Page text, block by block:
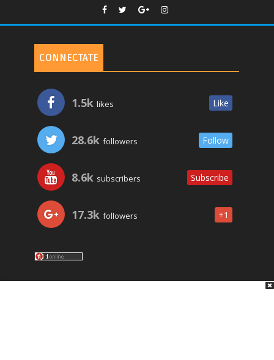
CONNECTATE
1.5k likes Like
28.6k followers Follow
8.6k subscribers Subscribe
17.3k followers +1